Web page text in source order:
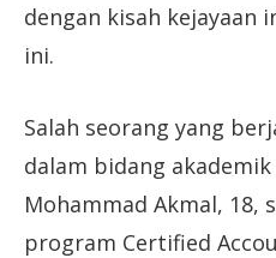
dengan kisah kejayaan
ini.
Salah seorang yang
dalam bidang
Mohammad Akmal, 18,
program Certified